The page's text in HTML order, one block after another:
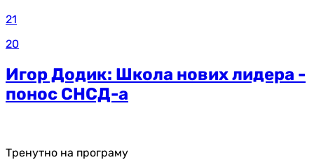
21
20
Игор Додик: Школа нових лидера -
понос СНСД-а
Тренутно на програму